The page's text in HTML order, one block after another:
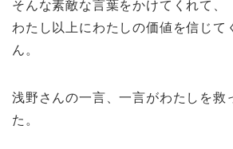
そんな素敵な言葉をかけてくれて、
わたし以上にわたしの価値を信じて
ん。
浅野さんの一言、一言がわたしを救
た。